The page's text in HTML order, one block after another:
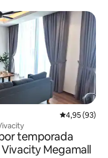
4,95 de uma
4,95 (93)
temporada
Megamall